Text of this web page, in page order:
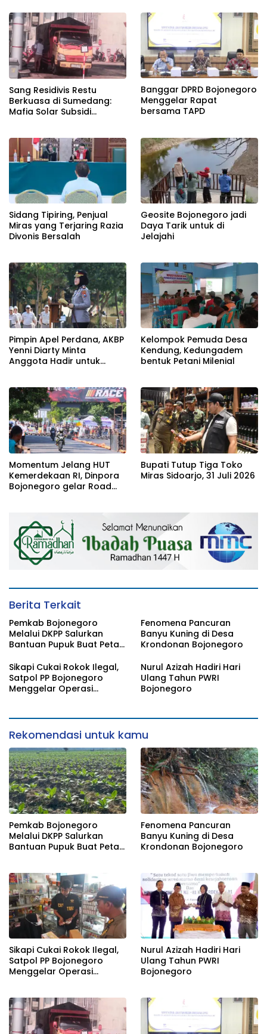
Sang Residivis Restu
Berkuasa di Sumedang:
Mafia Solar Subsidi
Bungkam
Banggar DPRD Bojonegoro
Menggelar Rapat
bersama TAPD
Sidang Tipiring, Penjual
Miras yang Terjaring Razia
Divonis Bersalah
Geosite Bojonegoro jadi
Daya Tarik untuk di
Jelajahi
Pimpin Apel Perdana, AKBP
Yenni Diarty Minta
Anggota Hadir untuk
Kelompok Pemuda Desa
Kendung, Kedungadem
bentuk Petani Milenial
Momentum Jelang HUT
Kemerdekaan RI, Dinpora
Bojonegoro gelar Road
Bupati Tutup Tiga Toko
Miras Sidoarjo, 31 Juli 2026
Berita Terkait
Pemkab Bojonegoro
Melalui DKPP Salurkan
Bantuan Pupuk Buat Petani
Fenomena Pancuran
Banyu Kuning di Desa
Krondonan Bojonegoro
Sikapi Cukai Rokok Ilegal,
Satpol PP Bojonegoro
Menggelar Operasi
Nurul Azizah Hadiri Hari
Ulang Tahun PWRI
Bojonegoro
Rekomendasi untuk kamu
Pemkab Bojonegoro
Melalui DKPP Salurkan
Bantuan Pupuk Buat Petani
Fenomena Pancuran
Banyu Kuning di Desa
Krondonan Bojonegoro
Sikapi Cukai Rokok Ilegal,
Satpol PP Bojonegoro
Menggelar Operasi
Nurul Azizah Hadiri Hari
Ulang Tahun PWRI
Bojonegoro